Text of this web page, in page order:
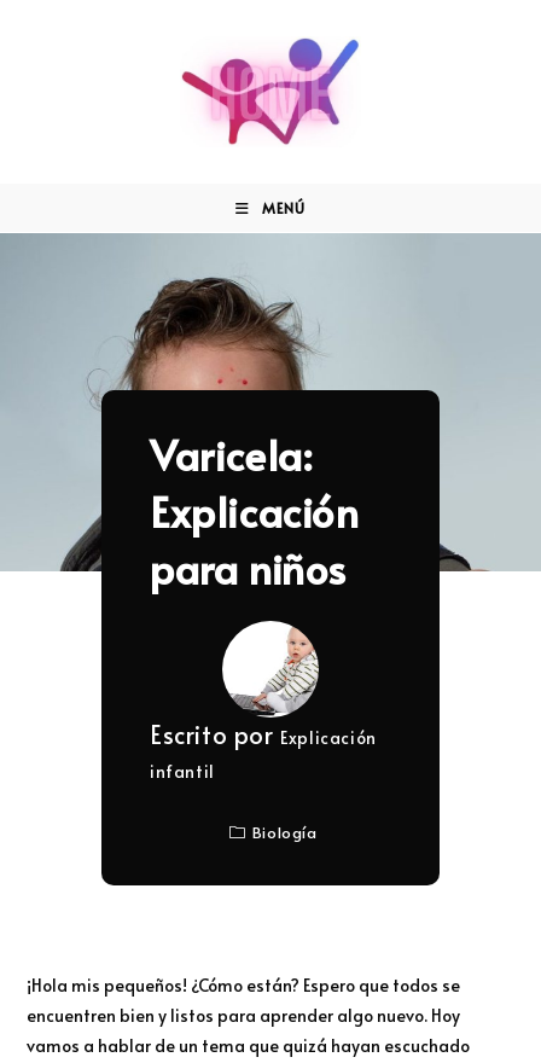
MENÚ
Varicela:
Explicación
para niños
Escrito por Explicación
infantil
Biología
¡Hola mis pequeños! ¿Cómo están? Espero que todos se
encuentren bien y listos para aprender algo nuevo. Hoy
vamos a hablar de un tema que quizá hayan escuchado